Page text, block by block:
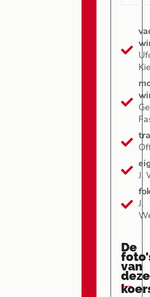
J.
J.
De
van
deze